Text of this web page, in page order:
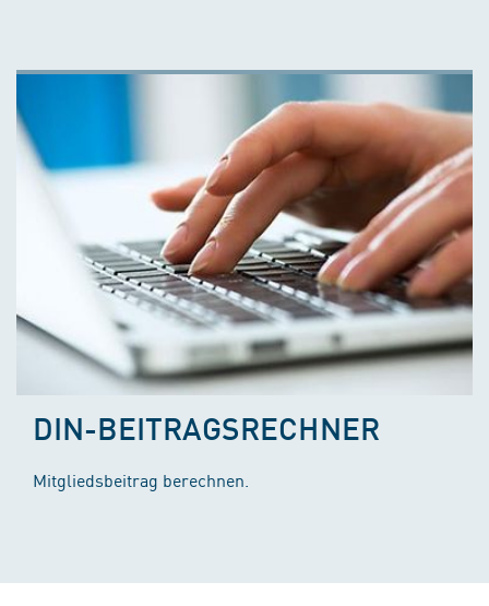
DIN-BEITRAGSRECHNER
Mitgliedsbeitrag berechnen.